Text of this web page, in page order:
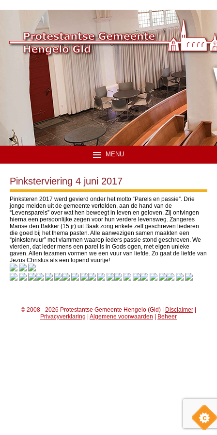
MENU
Pinksterviering 4 juni 2017
Pinksteren 2017 werd gevierd onder het motto “Parels en passie”. Drie
jonge meiden uit de gemeente vertelden, aan de hand van de
“Levensparels” over wat hen beweegt in leven en geloven. Zij ontvingen
hierna een persoonlijke zegen voor hun verdere levensweg. Zangeres
Marise den Bakker (15 jr) uit Baak zong enkele zelf geschreven liederen
die goed bij het thema pasten. Alle aanwezigen samen maakten een
“pinkstervuur” met vlammen waarop ieders passie stond geschreven. We
vierden, dat ieder mens een parel is in Gods ogen, met eigen unieke
gaven. Allen tezamen vormen we een vuur van liefde. Zo gaat de liefde van
Jezus Christus als een lopend vuurtje!
© 2008 - 2026 Protestantse Gemeente Hengelo (Gld) | Disclaimer |
Privacyverklaring | Algemene voorwaarden | Beheer